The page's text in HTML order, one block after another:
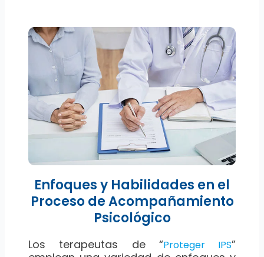
Enfoques y Habilidades en el
Proceso de Acompañamiento
Psicológico
Los terapeutas de “Proteger IPS”